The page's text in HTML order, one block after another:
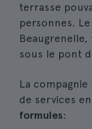
terrasse
personnes.
Beaugrenelle,
sous le pont
La
de services
formules: